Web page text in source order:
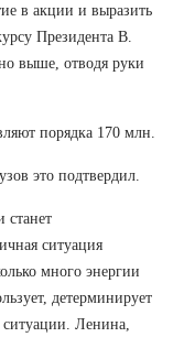
в акции и выразить
Президента В.
выше, отводя руки
порядка 170 млн.
это подтвердил.
станет
ситуация
много энергии
детерминирует
Ленина,